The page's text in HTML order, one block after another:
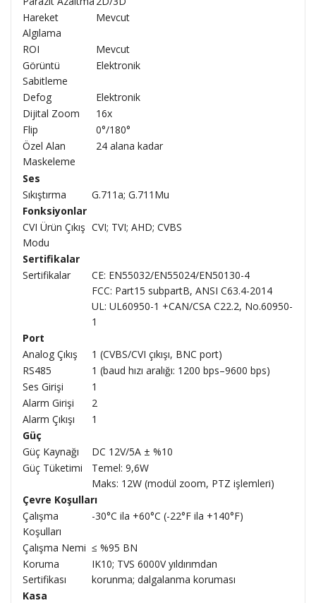
Hareket
Algılama
Mevcut
ROI
Mevcut
Görüntü
Sabitleme
Elektronik
Defog
Elektronik
Dijital Zoom
16x
Flip
0°/180°
Özel Alan
Maskeleme
24 alana kadar
Ses
Sıkıştırma
G.711a; G.711Mu
Fonksiyonlar
CVI Ürün Çıkış
Modu
CVI; TVI; AHD; CVBS
Sertifikalar
Sertifikalar
CE: EN55032/EN55024/EN50130-4
FCC: Part15 subpartB, ANSI C63.4-2014
UL: UL60950-1 +CAN/CSA C22.2, No.60950-
1
Port
Analog Çıkış
1 (CVBS/CVI çıkışı, BNC port)
RS485
1 (baud hızı aralığı: 1200 bps–9600 bps)
Ses Girişi
1
Alarm Girişi
2
Alarm Çıkışı
1
Güç
Güç Kaynağı
DC 12V/5A ± %10
Güç Tüketimi
Temel: 9,6W
Maks: 12W (modül zoom, PTZ işlemleri)
Çevre Koşulları
Çalışma
Koşulları
-30°C ila +60°C (-22°F ila +140°F)
Çalışma Nemi ≤ %95 BN
Koruma
Sertifikası
IK10; TVS 6000V yıldırımdan
korunma; dalgalanma koruması
Kasa